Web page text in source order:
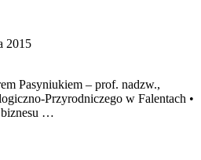
2015
Pasyniukiem – prof. nadzw.,
Przyrodniczego w Falentach •
…